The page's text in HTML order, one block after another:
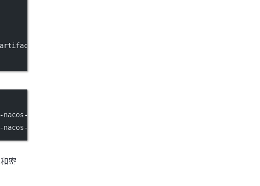
config'
discovery'
密